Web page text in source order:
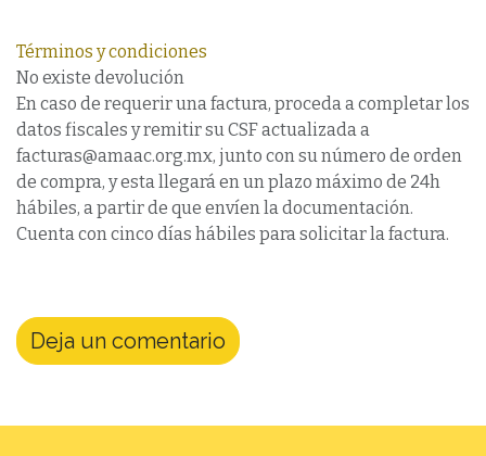
Términos y condiciones
No existe devolución
En caso de requerir una factura, proceda a completar los
datos fiscales y remitir su CSF actualizada a
facturas@amaac.org.mx, junto con su número de orden
de compra, y esta llegará en un plazo máximo de 24h
hábiles, a partir de que envíen la documentación.
Cuenta con cinco días hábiles para solicitar la factura.
Deja un comentario